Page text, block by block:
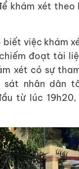
khám xét theo
biết việc khám
đoạt tài
xét có sự
sát nhân dân
từ lúc